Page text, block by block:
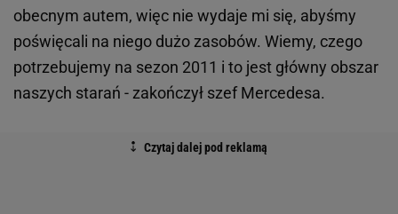
obecnym autem, więc nie wydaje mi się, abyśmy
poświęcali na niego dużo zasobów. Wiemy, czego
potrzebujemy na sezon 2011 i to jest główny obszar
naszych starań - zakończył szef Mercedesa.